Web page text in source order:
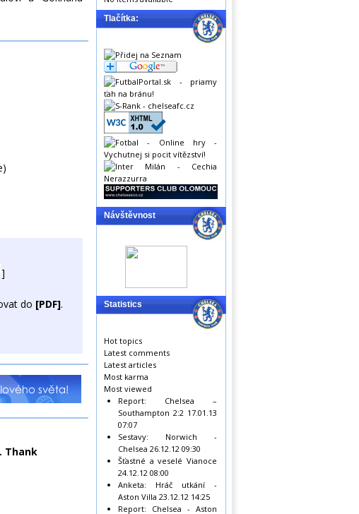
]
do [PDF].
Thank
Tlačítka:
Návštěvnost
Statistics
Hot topics
Latest comments
Latest articles
Most karma
Most viewed
Report: Chelsea –
Southampton 2:2 17.01.13
07:07
Sestavy: Norwich -
Chelsea 26.12.12 09:30
Šťastné a veselé Vianoce
24.12.12 08:00
Anketa: Hráč utkání -
Aston Villa 23.12.12 14:25
Report: Chelsea - Aston